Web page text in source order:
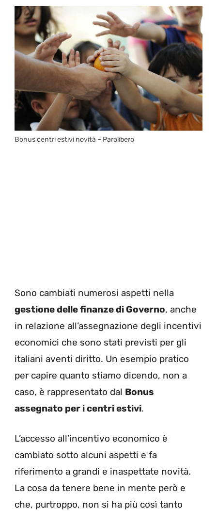
Bonus centri estivi novità – Parolibero
Sono cambiati numerosi aspetti nella
gestione delle finanze di Governo, anche
in relazione all’assegnazione degli incentivi
economici che sono stati previsti per gli
italiani aventi diritto. Un esempio pratico
per capire quanto stiamo dicendo, non a
caso, è rappresentato dal Bonus
assegnato per i centri estivi.
L’accesso all’incentivo economico è
cambiato sotto alcuni aspetti e fa
riferimento a grandi e inaspettate novità.
La cosa da tenere bene in mente però e
che, purtroppo, non si ha più così tanto